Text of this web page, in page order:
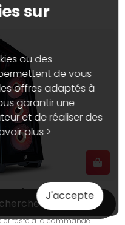
(version d'essai)
32 Go DDR5, SSD
et testé à la commande
sur
ou des
de vous
offres adaptés à
garantir une
et de réaliser des
plus >
J'accepte